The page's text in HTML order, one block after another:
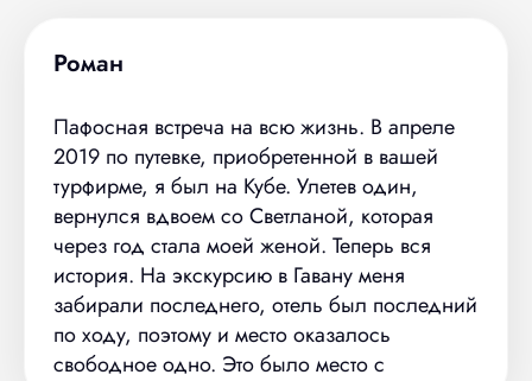
Роман
Пафосная встреча на всю жизнь. В апреле
2019 по путевке, приобретенной в вашей
турфирме, я был на Кубе. Улетев один,
вернулся вдвоем со Светланой, которая
через год стала моей женой. Теперь вся
история. На экскурсию в Гавану меня
забирали последнего, отель был последний
по ходу, поэтому и место оказалось
свободное одно. Это было место с